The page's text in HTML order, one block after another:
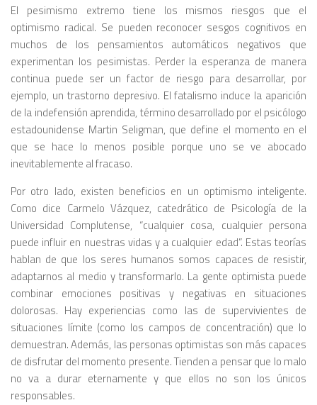
El pesimismo extremo tiene los mismos riesgos que el
optimismo radical. Se pueden reconocer sesgos cognitivos en
muchos de los pensamientos automáticos negativos que
experimentan los pesimistas. Perder la esperanza de manera
continua puede ser un factor de riesgo para desarrollar, por
ejemplo, un trastorno depresivo. El fatalismo induce la aparición
de la indefensión aprendida, término desarrollado por el psicólogo
estadounidense Martin Seligman, que define el momento en el
que se hace lo menos posible porque uno se ve abocado
inevitablemente al fracaso.
Por otro lado, existen beneficios en un optimismo inteligente.
Como dice Carmelo Vázquez, catedrático de Psicología de la
Universidad Complutense, “cualquier cosa, cualquier persona
puede influir en nuestras vidas y a cualquier edad”. Estas teorías
hablan de que los seres humanos somos capaces de resistir,
adaptarnos al medio y transformarlo. La gente optimista puede
combinar emociones positivas y negativas en situaciones
dolorosas. Hay experiencias como las de supervivientes de
situaciones límite (como los campos de concentración) que lo
demuestran. Además, las personas optimistas son más capaces
de disfrutar del momento presente. Tienden a pensar que lo malo
no va a durar eternamente y que ellos no son los únicos
responsables.